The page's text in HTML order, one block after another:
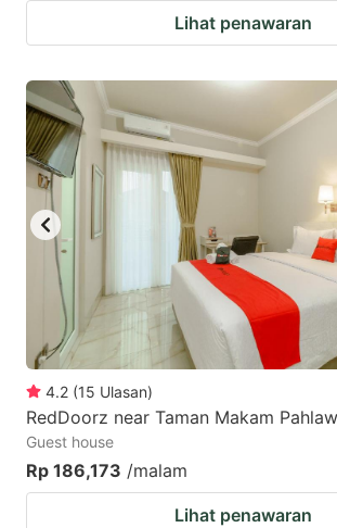
Lihat penawaran
4.2 (15 Ulasan)
RedDoorz near Taman Makam
Guest house
Rp 186,173 /malam
Lihat penawaran